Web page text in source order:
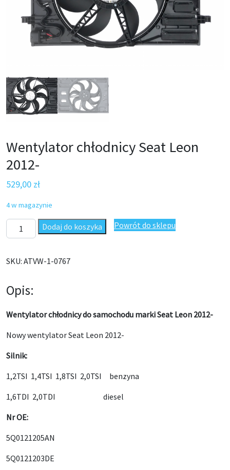
Wentylator chłodnicy Seat Leon
2012-
529,00 zł
4 w magazynie
ilość Wentylator chłodnicy Seat Leon 2012-
Dodaj do koszyka Powrót do sklepu
SKU: ATVW-1-0767
Opis:
Wentylator chłodnicy do samochodu marki Seat Leon 2012-
Nowy wentylator Seat Leon 2012-
Silnik:
1,2TSI 1,4TSI 1,8TSI 2,0TSI benzyna
1,6TDI 2,0TDI diesel
Nr OE:
5Q0121205AN
5Q0121203DE